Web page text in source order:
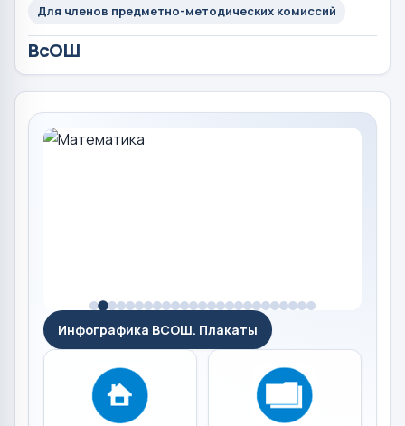
Для членов предметно-методических комиссий
ВсОШ
Инфографика ВСОШ. Плакаты